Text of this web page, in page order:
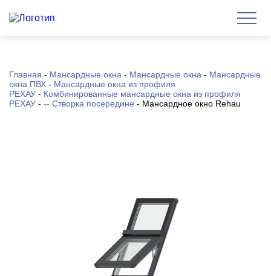
Главная - Мансардные окна - Мансардные окна - Мансардные
окна ПВХ - Мансардные окна из профиля
РЕХАУ - Комбинированные мансардные окна из профиля
РЕХАУ - -- Створка посередине - Мансардное окно Rehau